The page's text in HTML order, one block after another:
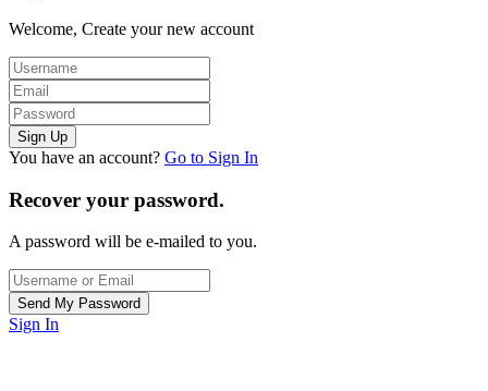
Welcome, Create your new account
You have an account? Go to Sign In
Recover your password.
A password will be e-mailed to you.
Sign In